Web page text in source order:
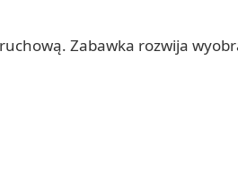
Zabawka rozwija